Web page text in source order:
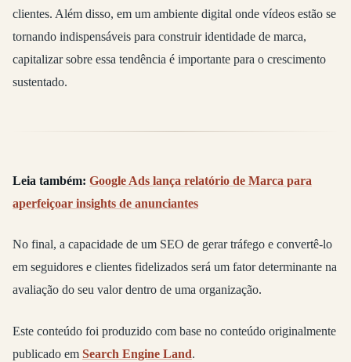
clientes. Além disso, em um ambiente digital onde vídeos estão se
tornando indispensáveis para construir identidade de marca,
capitalizar sobre essa tendência é importante para o crescimento
sustentado.
Leia também: Google Ads lança relatório de Marca para
aperfeiçoar insights de anunciantes
No final, a capacidade de um SEO de gerar tráfego e convertê-lo
em seguidores e clientes fidelizados será um fator determinante na
avaliação do seu valor dentro de uma organização.
Este conteúdo foi produzido com base no conteúdo originalmente
publicado em Search Engine Land.